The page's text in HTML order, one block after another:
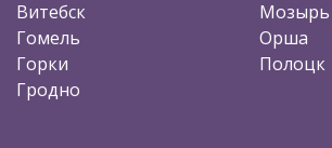
Витебск
Гомель
Горки
Гродно
Мозырь
Орша
Полоцк